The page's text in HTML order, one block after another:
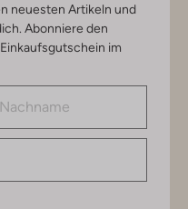
neuesten Artikeln und
Abonniere den
im